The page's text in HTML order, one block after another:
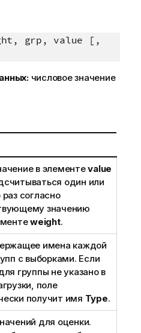
grp, value [,
числовое значение
в элементеvalue
один или
раз согласно
значению
weight.
имена каждой
с выборками. Если
группы не указано в
поле
получит имя Type.
для оценки.